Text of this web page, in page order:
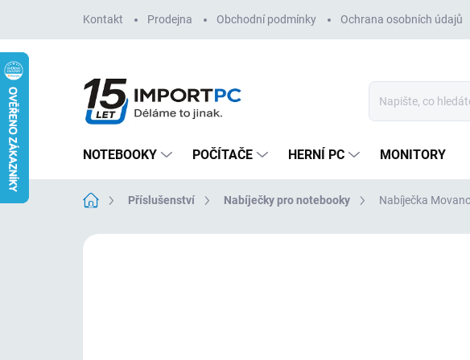
obsah
Kontakt Prodejna Obchodní podmínky Ochrana osobních údajů
NOTEBOOKY POČÍTAČE HERNÍ PC MONITORY
Domů Příslušenství Nabíječky pro notebooky Nabíječka